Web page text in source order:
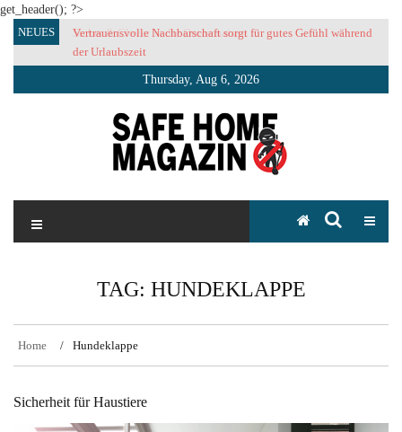
get_header(); ?>
Skip
content
NEUES
Vertrauensvolle Nachbarschaft sorgt für gutes Gefühl während
der Urlaubszeit
Thursday, Aug 6, 2026
SAFE HOME Magazin
TAG: HUNDEKLAPPE
Home Hundeklappe
Sicherheit für Haustiere